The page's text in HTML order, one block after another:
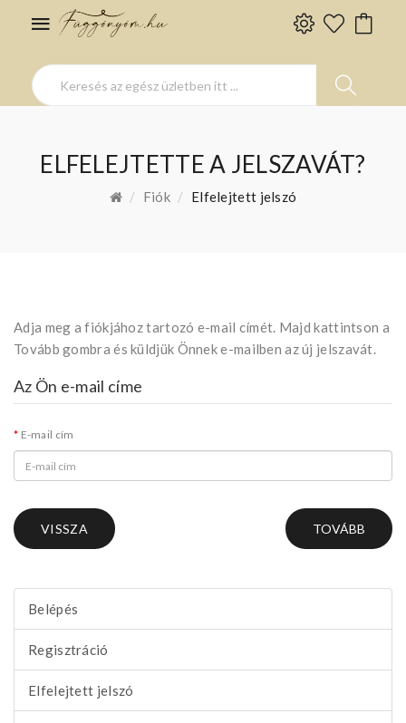
ELFELEJTETTE A JELSZAVÁT?
Fiók Elfelejtett jelszó
Adja meg a fiókjához tartozó e-mail címét. Majd kattintson a
Tovább gombra és küldjük Önnek e-mailben az új jelszavát.
Az Ön e-mail címe
E-mail cím
VISSZA
Belépés
Regisztráció
Elfelejtett jelszó